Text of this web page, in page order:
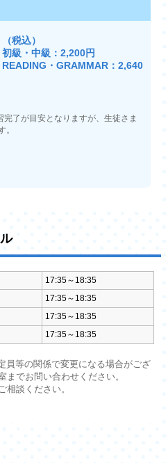
（税込）
級・中級：2,200円
・GRAMMAR：2,640
了が目安となりますが、生徒さま
。
17:35～18:35
17:35～18:35
17:35～18:35
17:35～18:35
等の関係で変更になる場合がござ
までお問い合わせください。
談ください。